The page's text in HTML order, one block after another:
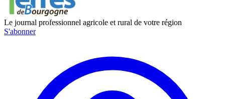
Le journal professionnel agricole et rural de votre région
S'abonner